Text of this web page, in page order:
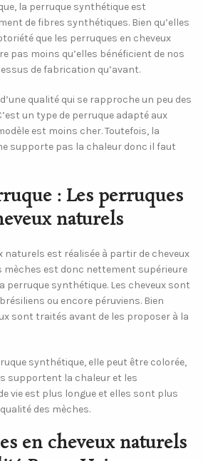
la perruque synthétique est
de fibres synthétiques. Bien qu’elles
que les perruques en cheveux
pas moins qu’elles bénéficient de nos
de fabrication qu’avant.
qualité qui se rapproche un peu des
un type de perruque adapté aux
est moins cher. Toutefois, la
supporte pas la chaleur donc il faut
: Les perruques
naturels
naturels est réalisée à partir de cheveux
mèches est donc nettement supérieure
perruque synthétique. Les cheveux sont
ou encore péruviens. Bien
sont traités avant de les proposer à la
synthétique, elle peut être colorée,
supportent la chaleur et les
vie est plus longue et elles sont plus
des mèches.
en cheveux naturels